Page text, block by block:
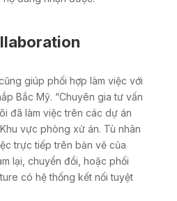
giúp phối hợp làm việc với
Bắc Mỹ. “Chuyên gia tư vấn
đã làm việc trên các dự án
vực phòng xử án. Tù nhân
trực tiếp trên bản vẽ của
lại, chuyển đổi, hoặc phối
có hệ thống kết nối tuyệt